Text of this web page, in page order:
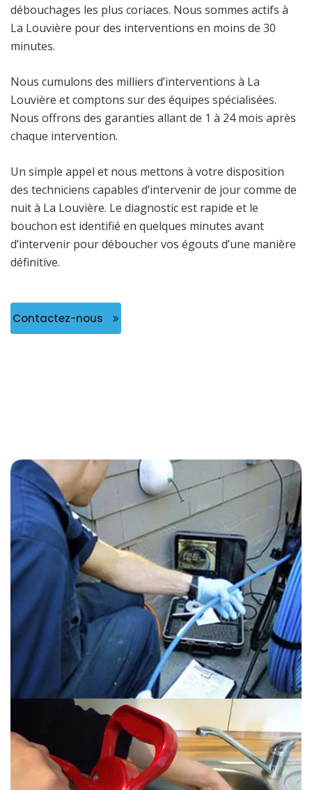
débouchages les plus coriaces. Nous sommes actifs à
La Louvière pour des interventions en moins de 30
minutes.
Nous cumulons des milliers d’interventions à La
Louvière et comptons sur des équipes spécialisées.
Nous offrons des garanties allant de 1 à 24 mois après
chaque intervention.
Un simple appel et nous mettons à votre disposition
des techniciens capables d’intervenir de jour comme de
nuit à La Louvière. Le diagnostic est rapide et le
bouchon est identifié en quelques minutes avant
d’intervenir pour déboucher vos égouts d’une manière
définitive.
Contactez-nous